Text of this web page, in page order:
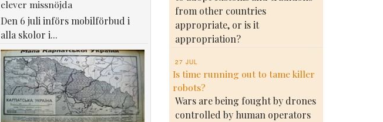
elever missnöjda
Den 6 juli införs mobilförbud i
alla skolor i...
from other countries
appropriate, or is it
appropriation?
27 JUL
Is time running out to tame killer
robots?
Wars are being fought by drones
controlled by human operators